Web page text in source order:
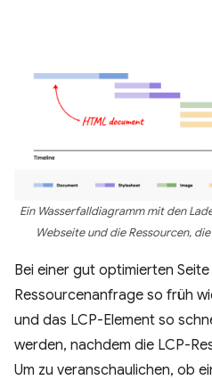
Ein Wasserfalldiagramm mit den
Webseite und die Ressourcen,
Bei einer gut optimierten
Ressourcenanfrage so früh
und das LCP-Element so
werden, nachdem die LCP-
Um zu veranschaulichen, ob